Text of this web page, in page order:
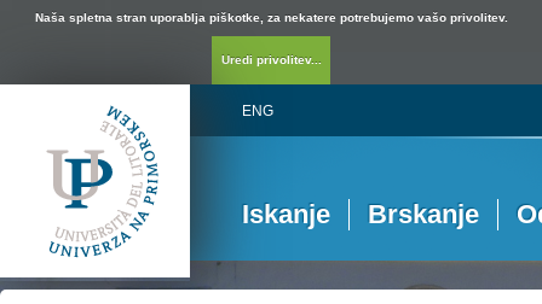
Naša spletna stran uporablja piškotke, za nekatere potrebujemo vašo privolitev.
Uredi privolitev...
ENG
Iskanje Brskanje